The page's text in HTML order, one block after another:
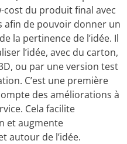
du produit final avec
afin de pouvoir donner un
la pertinence de l’idée. Il
l’idée, avec du carton,
ou par une version test
C’est une première
des améliorations à
Cela facilite
et augmente
autour de l’idée.